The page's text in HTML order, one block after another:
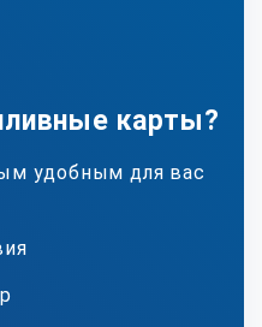
карты?
удобным для вас